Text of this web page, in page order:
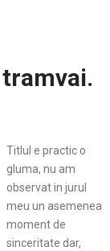
Titlul e practic o
gluma, nu am
observat in jurul
meu un asemenea
moment de
sinceritate dar,